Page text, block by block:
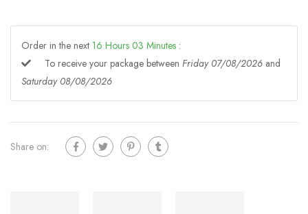
Order in the next 16 Hours 03 Minutes :
To receive your package between Friday 07/08/2026 and
Saturday 08/08/2026
Share on: